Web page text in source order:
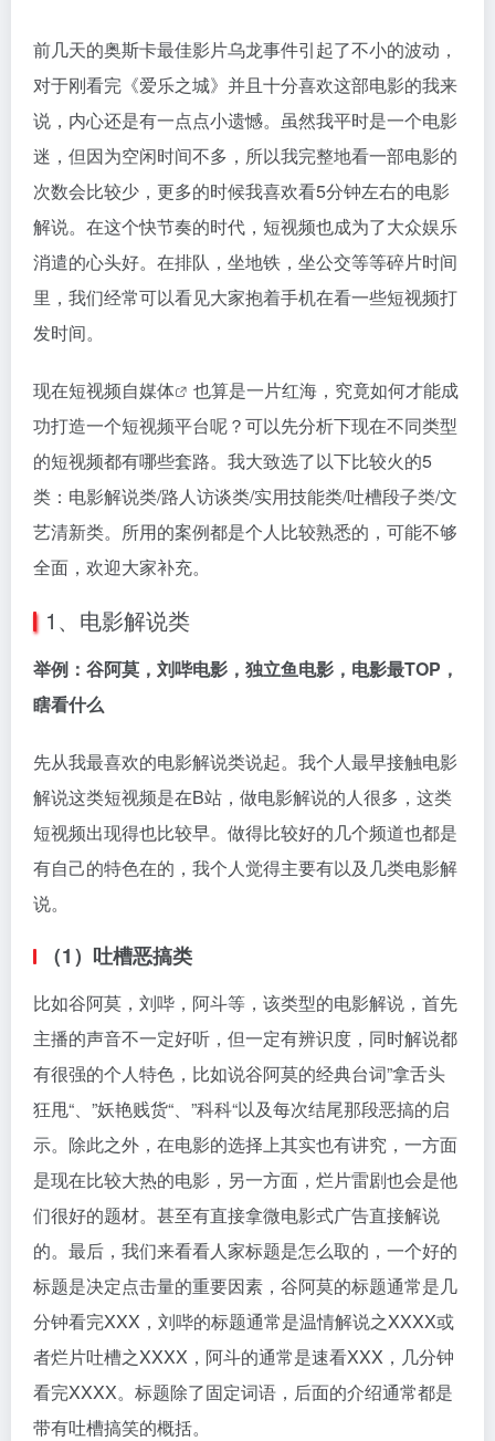
前几天的奥斯卡最佳影片乌龙事件引起了不小的波动，
对于刚看完《爱乐之城》并且十分喜欢这部电影的我来
说，内心还是有一点点小遗憾。虽然我平时是一个电影
迷，但因为空闲时间不多，所以我完整地看一部电影的
次数会比较少，更多的时候我喜欢看5分钟左右的电影
解说。在这个快节奏的时代，短视频也成为了大众娱乐
消遣的心头好。在排队，坐地铁，坐公交等等碎片时间
里，我们经常可以看见大家抱着手机在看一些短视频打
发时间。
现在短视频自媒体
也算是一片红海，究竟如何才能成
功打造一个短视频平台呢？可以先分析下现在不同类型
的短视频都有哪些套路。我大致选了以下比较火的5
类：电影解说类/路人访谈类/实用技能类/吐槽段子类/文
艺清新类。所用的案例都是个人比较熟悉的，可能不够
全面，欢迎大家补充。
1、电影解说类
举例：谷阿莫，刘哔电影，独立鱼电影，电影最TOP，
瞎看什么
先从我最喜欢的电影解说类说起。我个人最早接触电影
解说这类短视频是在B站，做电影解说的人很多，这类
短视频出现得也比较早。做得比较好的几个频道也都是
有自己的特色在的，我个人觉得主要有以及几类电影解
说。
（1）吐槽恶搞类
比如谷阿莫，刘哔，阿斗等，该类型的电影解说，首先
主播的声音不一定好听，但一定有辨识度，同时解说都
有很强的个人特色，比如说谷阿莫的经典台词”拿舌头
狂甩“、”妖艳贱货“、”科科“以及每次结尾那段恶搞的启
示。除此之外，在电影的选择上其实也有讲究，一方面
是现在比较大热的电影，另一方面，烂片雷剧也会是他
们很好的题材。甚至有直接拿微电影式广告直接解说
的。最后，我们来看看人家标题是怎么取的，一个好的
标题是决定点击量的重要因素，谷阿莫的标题通常是几
分钟看完XXX，刘哔的标题通常是温情解说之XXXX或
者烂片吐槽之XXXX，阿斗的通常是速看XXX，几分钟
看完XXXX。标题除了固定词语，后面的介绍通常都是
带有吐槽搞笑的概括。